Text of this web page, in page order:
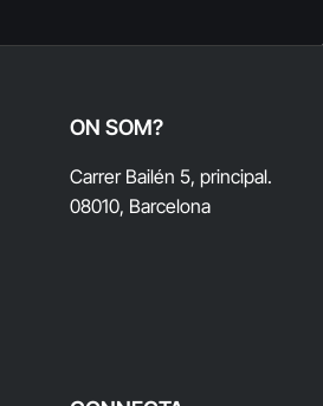
ON SOM?
Carrer Bailén 5, principal.
08010, Barcelona